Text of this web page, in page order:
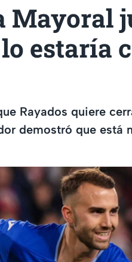
Mayoral
estaría
Rayados quiere
demostró que está